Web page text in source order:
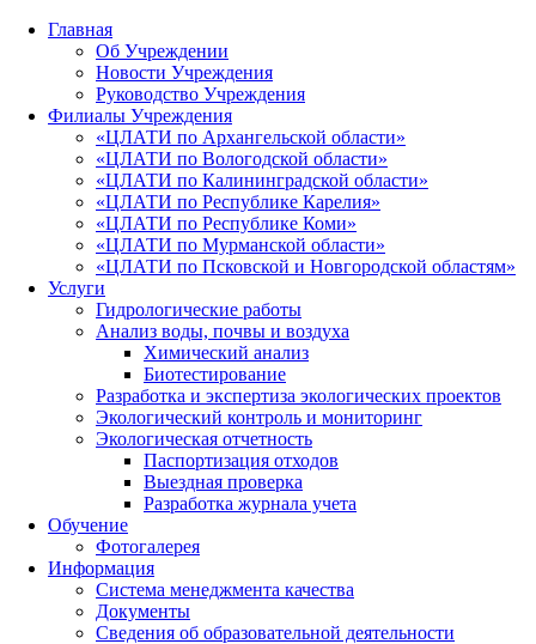
Главная
Об Учреждении
Новости Учреждения
Руководство Учреждения
Филиалы Учреждения
«ЦЛАТИ по Архангельской области»
«ЦЛАТИ по Вологодской области»
«ЦЛАТИ по Калининградской области»
«ЦЛАТИ по Республике Карелия»
«ЦЛАТИ по Республике Коми»
«ЦЛАТИ по Мурманской области»
«ЦЛАТИ по Псковской и Новгородской областям»
Услуги
Гидрологические работы
Анализ воды, почвы и воздуха
Химический анализ
Биотестирование
Разработка и экспертиза экологических проектов
Экологический контроль и мониторинг
Экологическая отчетность
Паспортизация отходов
Выездная проверка
Разработка журнала учета
Обучение
Фотогалерея
Информация
Система менеджмента качества
Документы
Сведения об образовательной деятельности